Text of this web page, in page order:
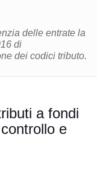
delle entrate la
di
dei codici tributo.
a fondi
e